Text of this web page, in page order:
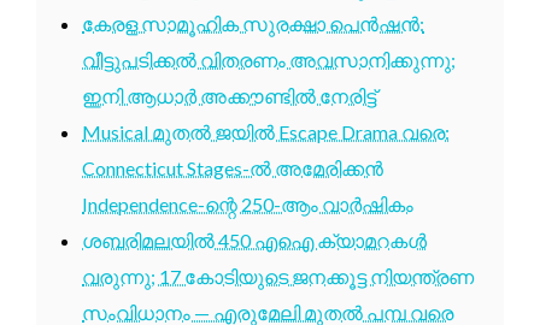
കേരള സാമൂഹിക സുരക്ഷാ പെൻഷൻ:
വീട്ടുപടിക്കൽ വിതരണം അവസാനിക്കുന്നു;
ഇനി ആധാർ അക്കൗണ്ടിൽ നേരിട്ട്
Musical മുതൽ ജയിൽ Escape Drama വരെ:
Connecticut Stages-ൽ അമേരിക്കൻ
Independence-ന്റെ 250-ആം വാർഷികം
ശബരിമലയിൽ 450 എഐ ക്യാമറകൾ
വരുന്നു; 17 കോടിയുടെ ജനക്കൂട്ട നിയന്ത്രണ
സംവിധാനം — എരുമേലി മുതൽ പമ്പ വരെ